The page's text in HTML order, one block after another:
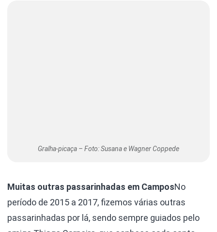
Gralha-picaça – Foto: Susana e Wagner Coppede
Muitas outras passarinhadas em CamposNo
período de 2015 a 2017, fizemos várias outras
passarinhadas por lá, sendo sempre guiados pelo